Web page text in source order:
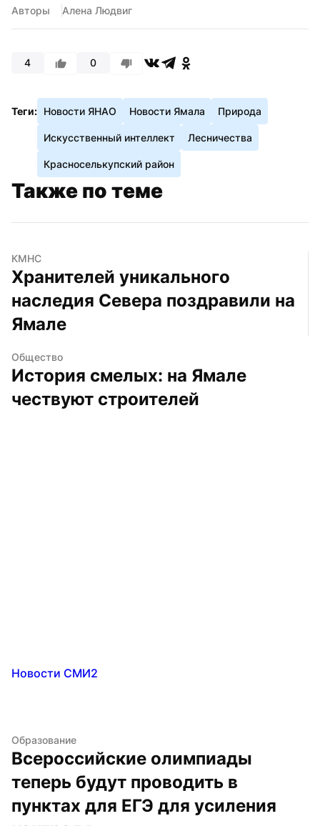
Авторы Алена Людвиг
4 0
Теги: Новости ЯНАО Новости Ямала Природа
Искусственный интеллект Лесничества
Красноселькупский район
Также по теме
КМНС
Хранителей уникального
наследия Севера поздравили на
Ямале
Общество
История смелых: на Ямале
чествуют строителей
Новости СМИ2
Образование
Всероссийские олимпиады
теперь будут проводить в
пунктах для ЕГЭ для усиления